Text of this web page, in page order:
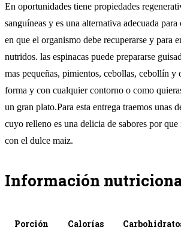
En oportunidades tiene propiedades
sanguíneas y es una alternativa adecuada
en que el organismo debe recuperarse y para
nutridos. las espinacas puede prepararse
mas pequeñas, pimientos, cebollas, cebollín y
forma y con cualquier contorno o como
un gran plato.Para esta entrega traemos unas
cuyo relleno es una delicia de sabores por que
con el dulce maiz.
Información
Porción Calorías